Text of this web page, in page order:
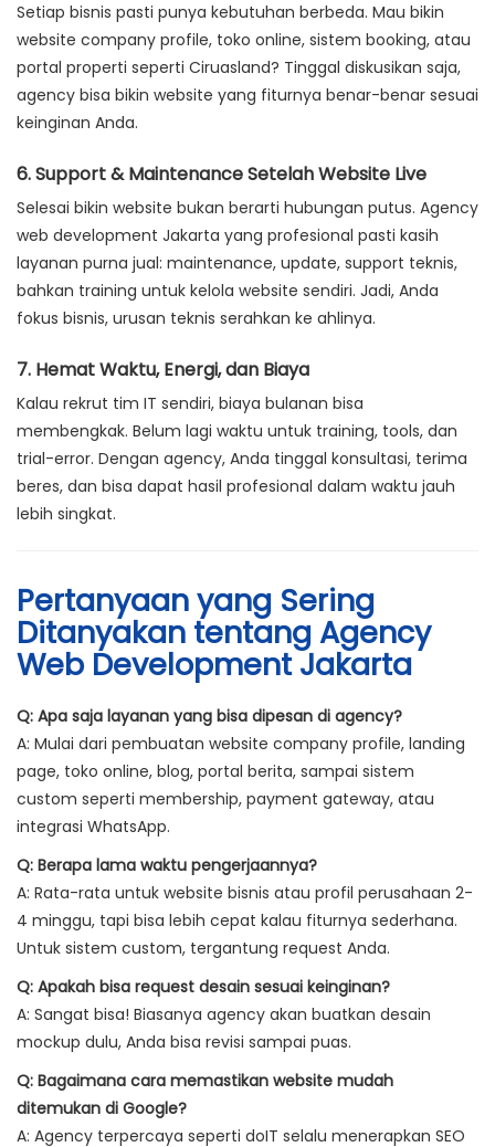
Setiap bisnis pasti punya kebutuhan berbeda. Mau bikin
website company profile, toko online, sistem booking, atau
portal properti seperti Ciruasland? Tinggal diskusikan saja,
agency bisa bikin website yang fiturnya benar-benar sesuai
keinginan Anda.
6. Support & Maintenance Setelah Website Live
Selesai bikin website bukan berarti hubungan putus. Agency
web development Jakarta yang profesional pasti kasih
layanan purna jual: maintenance, update, support teknis,
bahkan training untuk kelola website sendiri. Jadi, Anda
fokus bisnis, urusan teknis serahkan ke ahlinya.
7. Hemat Waktu, Energi, dan Biaya
Kalau rekrut tim IT sendiri, biaya bulanan bisa
membengkak. Belum lagi waktu untuk training, tools, dan
trial-error. Dengan agency, Anda tinggal konsultasi, terima
beres, dan bisa dapat hasil profesional dalam waktu jauh
lebih singkat.
Pertanyaan yang Sering
Ditanyakan tentang Agency
Web Development Jakarta
Q: Apa saja layanan yang bisa dipesan di agency?
A: Mulai dari pembuatan website company profile, landing
page, toko online, blog, portal berita, sampai sistem
custom seperti membership, payment gateway, atau
integrasi WhatsApp.
Q: Berapa lama waktu pengerjaannya?
A: Rata-rata untuk website bisnis atau profil perusahaan 2-
4 minggu, tapi bisa lebih cepat kalau fiturnya sederhana.
Untuk sistem custom, tergantung request Anda.
Q: Apakah bisa request desain sesuai keinginan?
A: Sangat bisa! Biasanya agency akan buatkan desain
mockup dulu, Anda bisa revisi sampai puas.
Q: Bagaimana cara memastikan website mudah
ditemukan di Google?
A: Agency terpercaya seperti doIT selalu menerapkan SEO